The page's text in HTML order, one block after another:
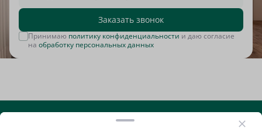
Заказать звонок
Принимаю политику конфиденциальности и даю согласие
на обработку персональных данных